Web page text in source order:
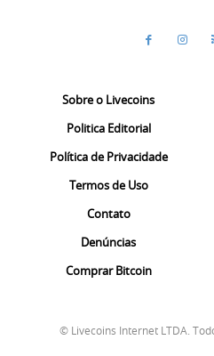
Sobre o Livecoins
Politica Editorial
Política de Privacidade
Termos de Uso
Contato
Denúncias
Comprar Bitcoin
© Livecoins Internet LTDA.